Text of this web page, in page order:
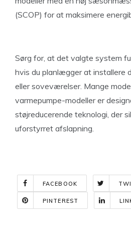
(SCOP) for at maksimere
Sørg for, at det valgte system
hvis du planlægger at installere
eller soveværelser. Mange
varmepumpe-modeller er
støjreducerende teknologi, der
uforstyrret afslapning.
FACEBOOK
PINTEREST